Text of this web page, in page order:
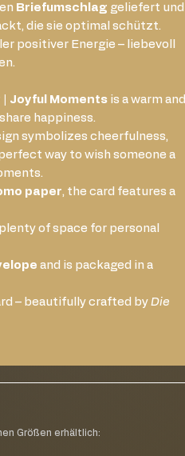
Briefumschlag geliefert und
die sie optimal schützt.
positiver Energie – liebevoll
| Joyful Moments is a warm and
happiness.
symbolizes cheerfulness,
way to wish someone a
paper, the card features a
of space for personal
and is packaged in a
– beautifully crafted by Die
Größen erhältlich: